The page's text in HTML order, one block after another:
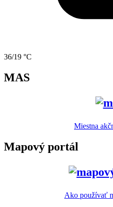
36/19 °C
MAS
Miestna
Mapový portál
Ako používať